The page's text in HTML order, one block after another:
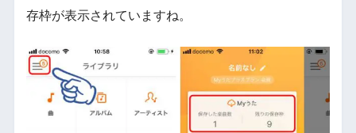
存枠が表示されていますね。